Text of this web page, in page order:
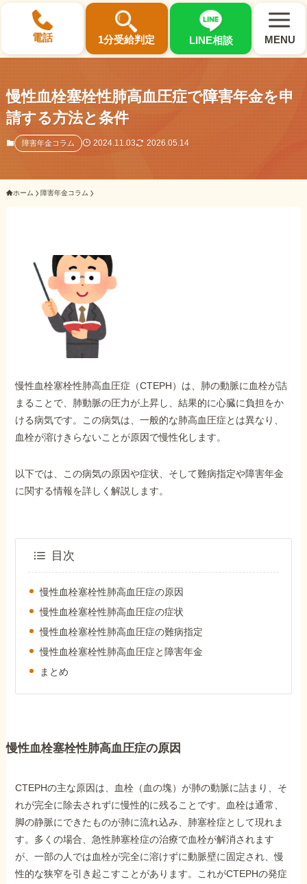
電話 1分受給判定 LINE相談 MENU
×
選ばれる3つの理由
初回相談料0円・受給後報酬型
サポート料金について
ご相談事例をみる
外出困難でもOK
非対面で申請できる
障害年金の基礎知識
障害年金の金額
障害年金コラム
お知らせ
サイトマップ
慢性血栓塞栓性肺高血圧症で障害年金を申
請する方法と条件
障害年金コラム 2024.11.03 2026.05.14
ホーム 障害年金コラム
慢性血栓塞栓性肺高血圧症（CTEPH）は、肺の動脈に血栓が詰
まることで、肺動脈の圧力が上昇し、結果的に心臓に負担をか
ける病気です。この病気は、一般的な肺高血圧症とは異なり、
血栓が溶けきらないことが原因で慢性化します。
以下では、この病気の原因や症状、そして難病指定や障害年金
に関する情報を詳しく解説します。
目次
慢性血栓塞栓性肺高血圧症の原因
慢性血栓塞栓性肺高血圧症の症状
慢性血栓塞栓性肺高血圧症の難病指定
慢性血栓塞栓性肺高血圧症と障害年金
まとめ
慢性血栓塞栓性肺高血圧症の原因
CTEPHの主な原因は、血栓（血の塊）が肺の動脈に詰まり、そ
れが完全に除去されずに慢性的に残ることです。血栓は通常、
脚の静脈にできたものが肺に流れ込み、肺塞栓症として現れま
す。多くの場合、急性肺塞栓症の治療で血栓が解消されます
が、一部の人では血栓が完全に溶けずに動脈壁に固定され、慢
性的な狭窄を引き起こすことがあります。これがCTEPHの発症